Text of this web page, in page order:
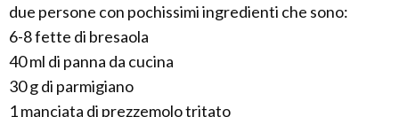
due persone con pochissimi ingredienti che sono:
6-8 fette di bresaola
40 ml di panna da cucina
30 g di parmigiano
1 manciata di prezzemolo tritato